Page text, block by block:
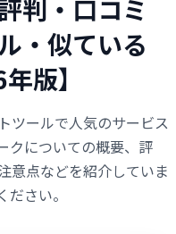
判・口コミ
・似ている
版】
ツールで人気のサービス
クについての概要、評
意点などを紹介していま
さい。